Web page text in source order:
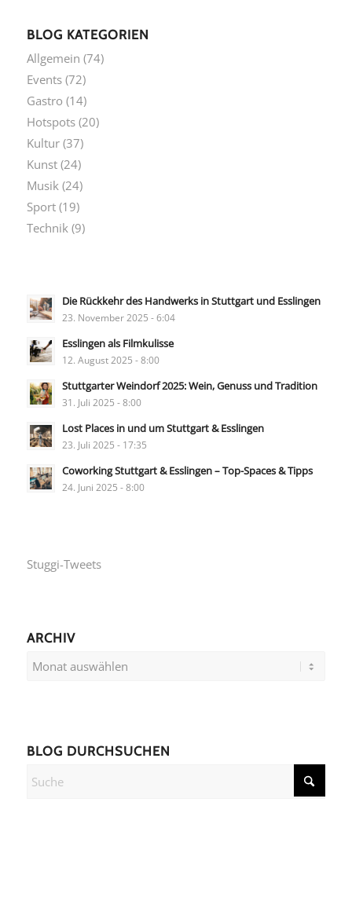
BLOG KATEGORIEN
Allgemein (74)
Events(72)
Gastro (14)
Hotspots(20)
Kultur(37)
Kunst(24)
Musik (24)
Sport(19)
Technik (9)
Die Rückkehr des Handwerks in Stuttgart und Esslingen
23. November 2025 - 6:04
Esslingen als Filmkulisse
12. August 2025 - 8:00
Stuttgarter Weindorf 2025: Wein, Genuss und Tradition
31. Juli 2025 - 8:00
Lost Places in und um Stuttgart & Esslingen
23. Juli 2025 - 17:35
Coworking Stuttgart & Esslingen – Top-Spaces & Tipps
24. Juni 2025 - 8:00
Stuggi-Tweets
ARCHIV
BLOG DURCHSUCHEN